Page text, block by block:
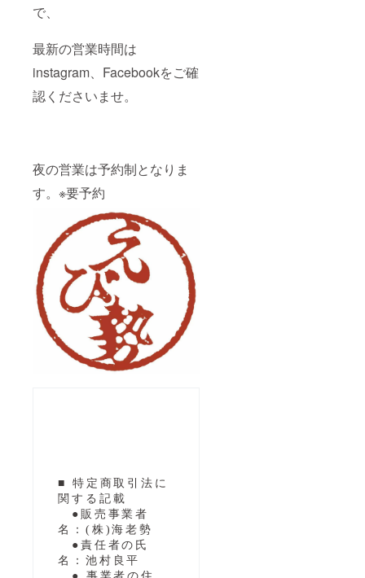
で、
最新の営業時間は
instagram、Facebookをご確
認くださいませ。
夜の営業は予約制となりま
す。※要予約
■ 特定商取引法に
関する記載
●販売事業者
名：(株)海老勢
●責任者の氏
名：池村良平